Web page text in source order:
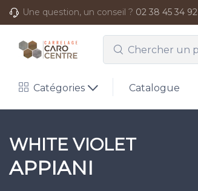
Une question, un conseil ? 02 38 45 34 92
Catégories Catalogue
WHITE VIOLET
APPIANI